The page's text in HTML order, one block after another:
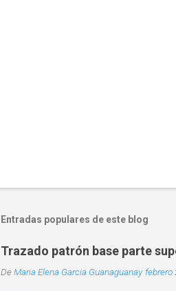
Entradas populares de este blog
Trazado patrón base parte
DeMaria Elena Garcia Guanaguanay febrero